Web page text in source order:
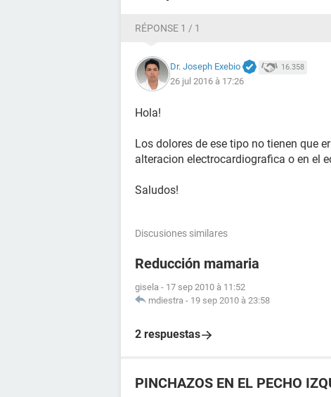
Gracias de antemano!
RÉPONSE 1 / 1
Dr. Joseph Exebio 16.358
26 jul 2016 à 17:26
Hola!
Los dolores de ese tipo no tienen que
alteracion electrocardiografica o en el
Saludos!
Discusiones similares
Reducción mamaria
gisela - 17 sep 2010 à 11:52
mdiestra - 19 sep 2010 à 23:58
2 respuestas
PINCHAZOS EN EL PECHO